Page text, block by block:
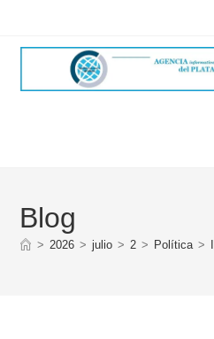
Blog
> 2026 > julio > 2 > Política >